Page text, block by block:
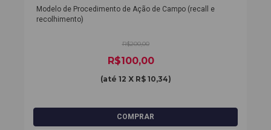
Modelo de Procedimento de Ação de Campo (recall e
recolhimento)
R$200,00
R$100,00
(até 12 X R$ 10,34)